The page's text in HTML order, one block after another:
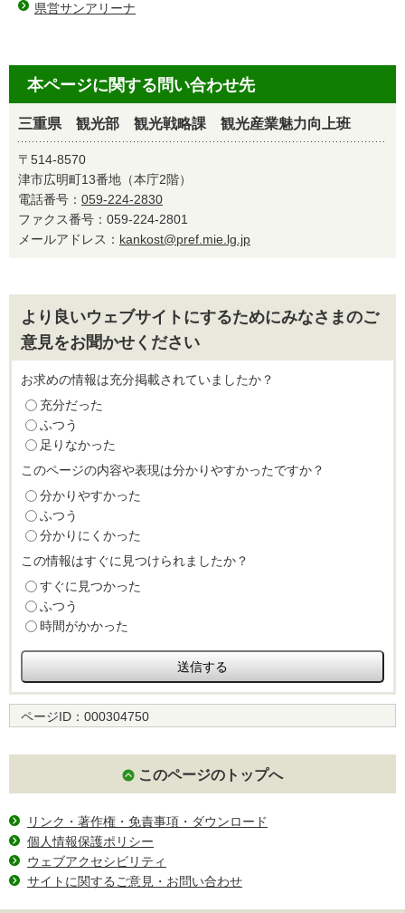
県営サンアリーナ
本ページに関する問い合わせ先
三重県 観光部 観光戦略課 観光産業魅力向上班
〒514-8570
津市広明町13番地（本庁2階）
電話番号： 059-224-2830
ファクス番号：059-224-2801
メールアドレス： kankost@pref.mie.lg.jp
より良いウェブサイトにするためにみなさまのご
意見をお聞かせください
お求めの情報は充分掲載されていましたか？
充分だった
ふつう
足りなかった
このページの内容や表現は分かりやすかったですか？
分かりやすかった
ふつう
分かりにくかった
この情報はすぐに見つけられましたか？
すぐに見つかった
ふつう
時間がかかった
ページID： 000304750
このページのトップへ
リンク・著作権・免責事項・ダウンロード
個人情報保護ポリシー
ウェブアクセシビリティ
サイトに関するご意見・お問い合わせ